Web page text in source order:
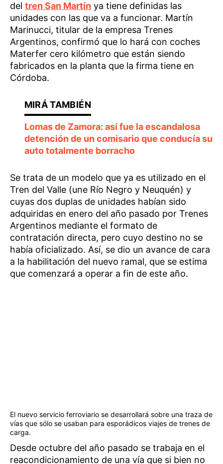
del tren San Martín ya tiene definidas las
unidades con las que va a funcionar. Martín
Marinucci, titular de la empresa Trenes
Argentinos, confirmó que lo hará con coches
Materfer cero kilómetro que están siendo
fabricados en la planta que la firma tiene en
Córdoba.
Lomas de Zamora: así fue la escandalosa
detención de un comisario que conducía su
auto totalmente borracho
Se trata de un modelo que ya es utilizado en el
Tren del Valle (une Río Negro y Neuquén) y
cuyas dos duplas de unidades habían sido
adquiridas en enero del año pasado por Trenes
Argentinos mediante el formato de
contratación directa, pero cuyo destino no se
había oficializado. Así, se dio un avance de cara
a la habilitación del nuevo ramal, que se estima
que comenzará a operar a fin de este año.
El nuevo servicio ferroviario se desarrollará sobre una traza de
vías que sólo se usaban para esporádicos viajes de trenes de
carga.
Desde octubre del año pasado se trabaja en el
reacondicionamiento de una vía que si bien no